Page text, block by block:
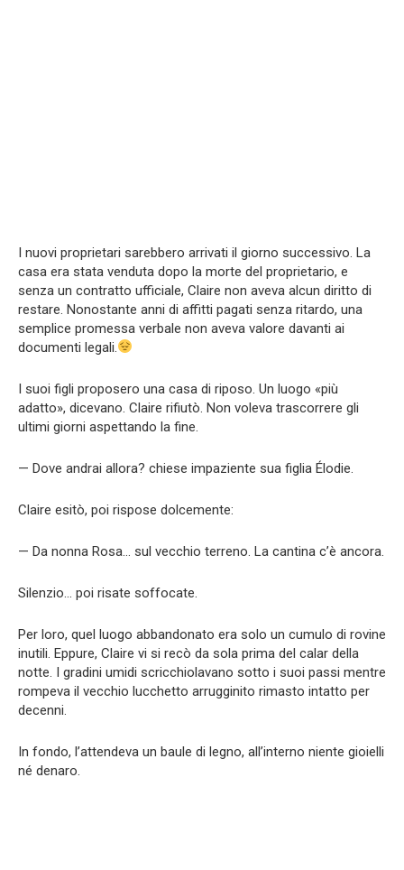
I nuovi proprietari sarebbero arrivati il giorno successivo. La
casa era stata venduta dopo la morte del proprietario, e
senza un contratto ufficiale, Claire non aveva alcun diritto di
restare. Nonostante anni di affitti pagati senza ritardo, una
semplice promessa verbale non aveva valore davanti ai
documenti legali.
I suoi figli proposero una casa di riposo. Un luogo «più
adatto», dicevano. Claire rifiutò. Non voleva trascorrere gli
ultimi giorni aspettando la fine.
— Dove andrai allora? chiese impaziente sua figlia Élodie.
Claire esitò, poi rispose dolcemente:
— Da nonna Rosa… sul vecchio terreno. La cantina c’è ancora.
Silenzio… poi risate soffocate.
Per loro, quel luogo abbandonato era solo un cumulo di rovine
inutili. Eppure, Claire vi si recò da sola prima del calar della
notte. I gradini umidi scricchiolavano sotto i suoi passi mentre
rompeva il vecchio lucchetto arrugginito rimasto intatto per
decenni.
In fondo, l’attendeva un baule di legno, all’interno niente gioielli
né denaro.